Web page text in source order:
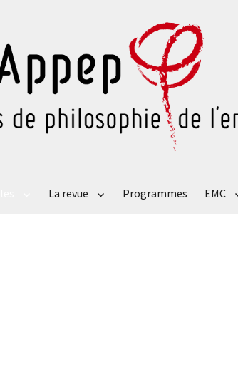
La revue Programmes EMC